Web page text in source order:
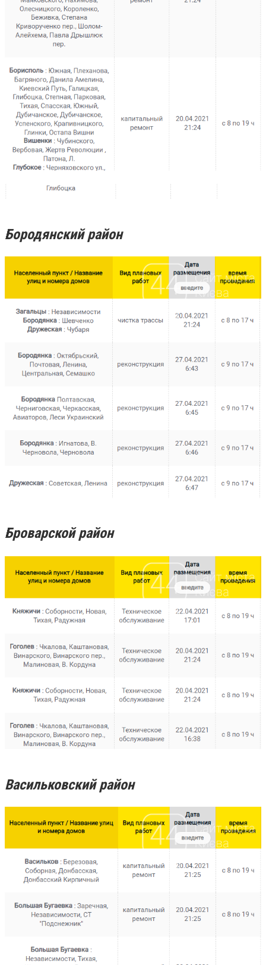
Бородянский район
Броварской район
Васильковский район